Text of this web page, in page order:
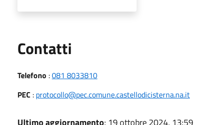
Contatti
Telefono :081 8033810
PEC : protocollo@pec.comune.castellodicisterna.na.it
Ultimo aggiornamento: 19 ottobre 2024, 13:59